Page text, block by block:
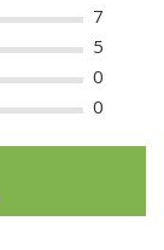
7
5
0
0